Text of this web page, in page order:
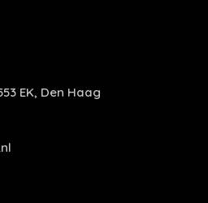
EK, Den Haag